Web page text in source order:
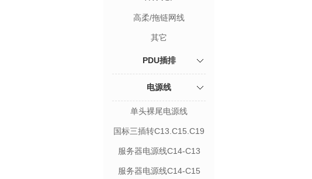
高柔/拖链网线
其它
PDU插排
电源线
单头裸尾电源线
国标三插转C13.C15.C19
电源线
服务器电源线C14-C13
服务器电源线C14-C15